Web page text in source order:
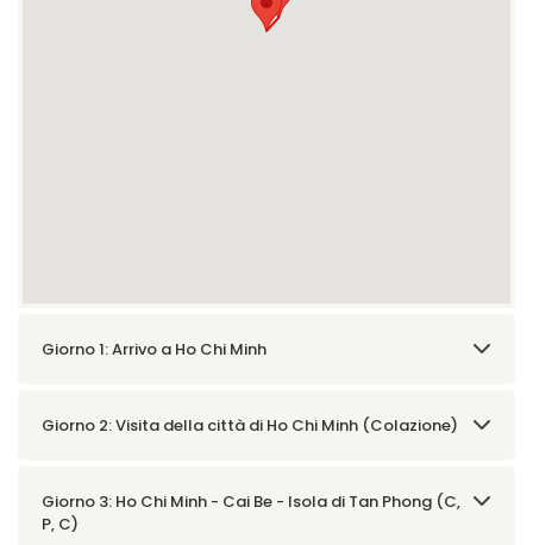
Giorno 1: Arrivo a Ho Chi Minh
Giorno 2: Visita della città di Ho Chi Minh (Colazione)
Giorno 3: Ho Chi Minh - Cai Be - Isola di Tan Phong (C,
P, C)